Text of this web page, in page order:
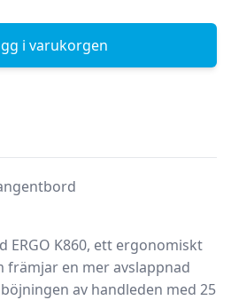
i varukorgen
ERGO K860, ett ergonomiskt
en mer avslappnad
av handleden med 25